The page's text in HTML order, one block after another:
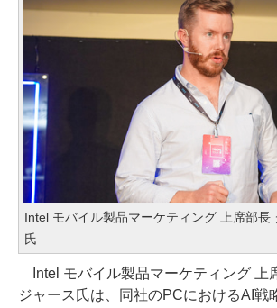
Intel モバイル製品マーケティング 上席部長
氏
Intel モバイル製品マーケティング 上
ジャース氏は、同社のPCにおけるAI戦